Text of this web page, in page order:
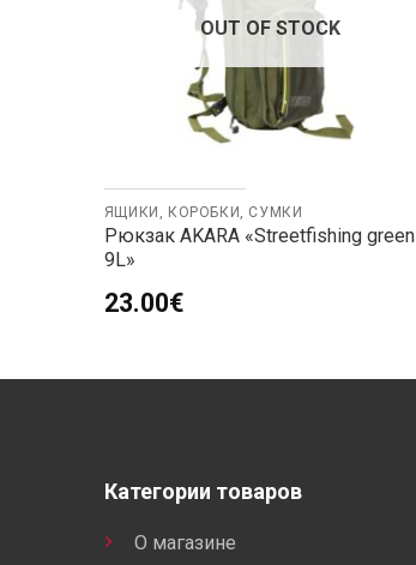
OUT OF STOCK
ЯЩИКИ, КОРОБКИ, СУМКИ
Рюкзак AKARA «Streetfishing green
9L»
23.00€
Категории товаров
О магазине